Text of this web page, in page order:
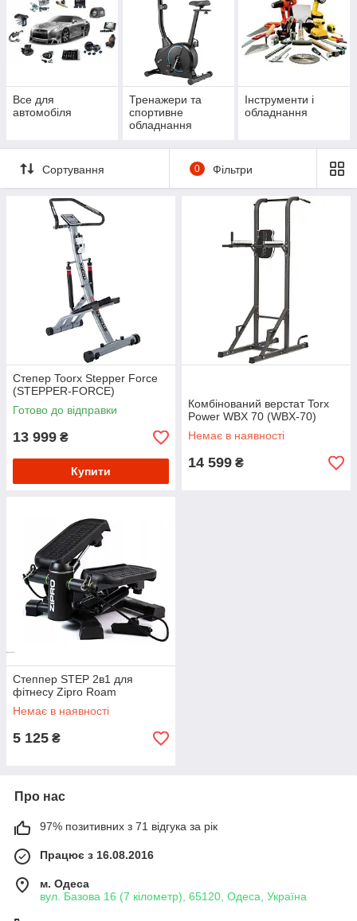
Все для
автомобіля
Тренажери та
спортивне
обладнання
Інструменти і
обладнання
Сортування 0 Фільтри
Степер Toorx Stepper Force
(STEPPER-FORCE)
Готово до відправки
13 999 ₴
Купити
Комбінований верстат Torx
Power WBX 70 (WBX-70)
Немає в наявності
14 599 ₴
Степпер STEP 2в1 для
фітнесу Zipro Roam
Немає в наявності
5 125 ₴
Про нас
97% позитивних з 71 відгука за рік
Працює з 16.08.2016
м. Одеса
вул. Базова 16 (7 кілометр), 65120, Одеса, Україна